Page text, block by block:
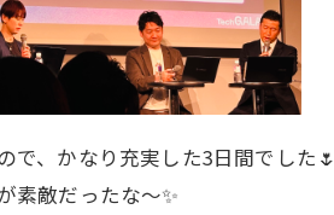
で、かなり充実した3日間でした🌷
素敵だったな〜✨️